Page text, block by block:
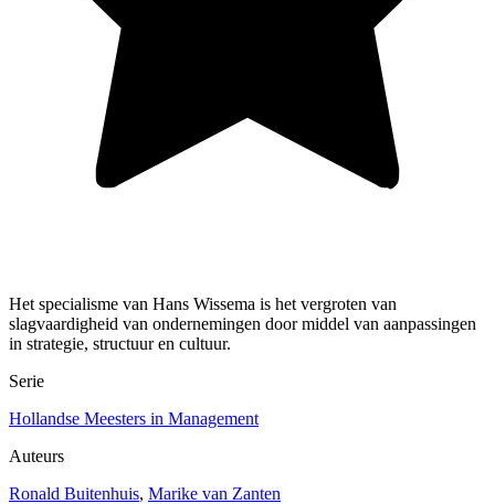
Het specialisme van Hans Wissema is het vergroten van
slagvaardigheid van ondernemingen door middel van aanpassingen
in strategie, structuur en cultuur.
Serie
Hollandse Meesters in Management
Auteurs
Ronald Buitenhuis, Marike van Zanten